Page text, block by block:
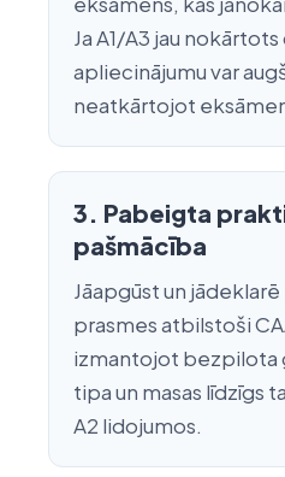
Ja A1/A3 jau nokārtots
apliecinājumu var
neatkārtojot
3. Pabeigta
pašmācība
Jāapgūst un
prasmes atbilstoši
izmantojot bezpilota
tipa un masas līdzīgs
A2 lidojumos.